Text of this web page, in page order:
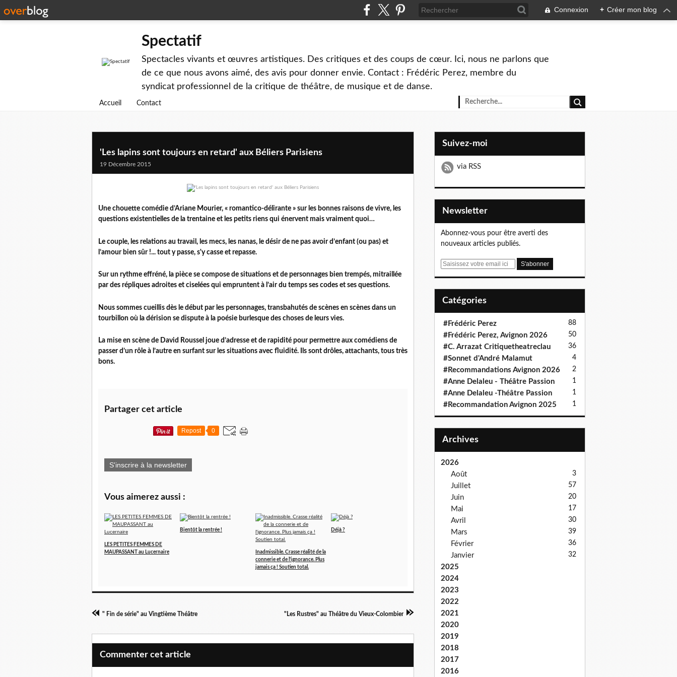
Connexion + Créer mon blog
Spectatif
Spectacles vivants et œuvres artistiques. Des critiques et des coups de cœur. Ici, nous ne parlons que
de ce que nous avons aimé, des avis pour donner envie. Contact : Frédéric Perez, membre du
syndicat professionnel de la critique de théâtre, de musique et de danse.
Accueil Contact
'Les lapins sont toujours en retard' aux Béliers Parisiens
19 Décembre 2015
Une chouette comédie d’Ariane Mourier, « romantico-délirante » sur les bonnes raisons de vivre, les
questions existentielles de la trentaine et les petits riens qui énervent mais vraiment quoi…
Le couple, les relations au travail, les mecs, les nanas, le désir de ne pas avoir d’enfant (ou pas) et
l’amour bien sûr !... tout y passe, s'y casse et repasse.
Sur un rythme effréné, la pièce se compose de situations et de personnages bien trempés, mitraillée
par des répliques adroites et ciselées qui empruntent à l’air du temps ses codes et ses questions.
Nous sommes cueillis dès le début par les personnages, transbahutés de scènes en scènes dans un
tourbillon où la dérision se dispute à la poésie burlesque des choses de leurs vies.
La mise en scène de David Roussel joue d’adresse et de rapidité pour permettre aux comédiens de
passer d’un rôle à l’autre en surfant sur les situations avec fluidité. Ils sont drôles, attachants, tous très
bons.
Partager cet article
Repost 0
S'inscrire à la newsletter
Vous aimerez aussi :
LES PETITES FEMMES DE
MAUPASSANT au Lucernaire
Bientôt la rentrée !
Inadmissible. Crasse réalité de la
connerie et de l'ignorance. Plus
jamais ça ! Soutien total.
Déjà ?
" Fin de série" au Vingtième Théâtre "Les Rustres" au Théâtre du Vieux-Colombier
Commenter cet article
Suivez-moi
via RSS
Newsletter
Abonnez-vous pour être averti des
nouveaux articles publiés.
E
Catégories
#Frédéric Perez 88
#Frédéric Perez, Avignon 2026 50
#C. Arrazat Critiquetheatreclau 36
#Sonnet d'André Malamut 4
#Recommandations Avignon 2026 2
#Anne Delaleu - Théâtre Passion 1
#Anne Delaleu -Théâtre Passion 1
#Recommandation Avignon 2025 1
Archives
2026
Août
3
Juillet 57
Juin 20
Mai 17
Avril 30
Mars 39
Février 36
Janvier 32
2025
2024
2023
2022
2021
2020
2019
2018
2017
2016